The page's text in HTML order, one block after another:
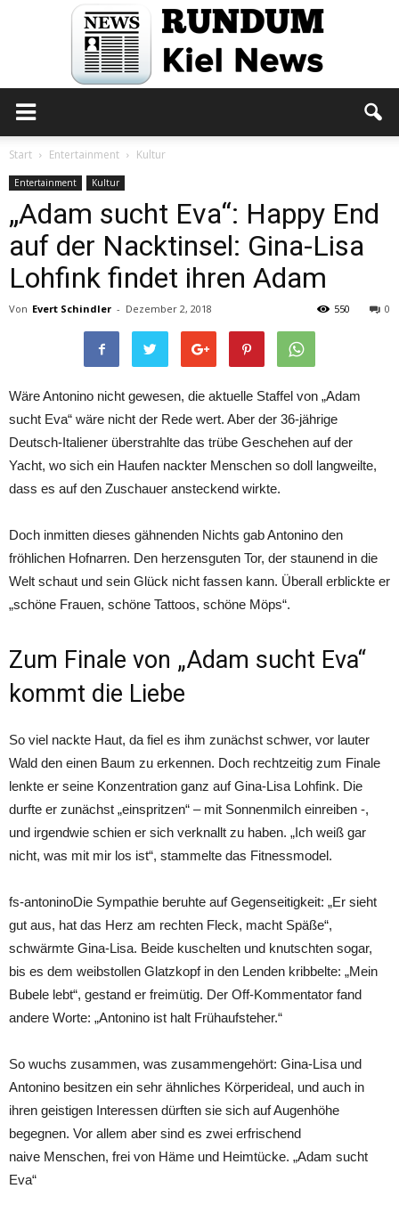
Kiel
News
Start Entertainment Kultur
Entertainment Kultur
„Adam sucht Eva“: Happy End
auf der Nacktinsel: Gina-Lisa
Lohfink findet ihren Adam
Von Evert Schindler - Dezember 2, 2018 0
550
Wäre Antonino nicht gewesen, die aktuelle Staffel von „Adam
sucht Eva“ wäre nicht der Rede wert. Aber der 36-jährige
Deutsch-Italiener überstrahlte das trübe Geschehen auf der
Yacht, wo sich ein Haufen nackter Menschen so doll langweilte,
dass es auf den Zuschauer ansteckend wirkte.
Doch inmitten dieses gähnenden Nichts gab Antonino den
fröhlichen Hofnarren. Den herzensguten Tor, der staunend in die
Welt schaut und sein Glück nicht fassen kann. Überall erblickte er
„schöne Frauen, schöne Tattoos, schöne Möps“.
Zum Finale von „Adam sucht Eva“
kommt die Liebe
So viel nackte Haut, da fiel es ihm zunächst schwer, vor lauter
Wald den einen Baum zu erkennen. Doch rechtzeitig zum Finale
lenkte er seine Konzentration ganz auf Gina-Lisa Lohfink. Die
durfte er zunächst „einspritzen“ – mit Sonnenmilch einreiben -,
und irgendwie schien er sich verknallt zu haben. „Ich weiß gar
nicht, was mit mir los ist“, stammelte das Fitnessmodel.
fs-antoninoDie Sympathie beruhte auf Gegenseitigkeit: „Er sieht
gut aus, hat das Herz am rechten Fleck, macht Späße“,
schwärmte Gina-Lisa. Beide kuschelten und knutschten sogar,
bis es dem weibstollen Glatzkopf in den Lenden kribbelte: „Mein
Bubele lebt“, gestand er freimütig. Der Off-Kommentator fand
andere Worte: „Antonino ist halt Frühaufsteher.“
So wuchs zusammen, was zusammengehört: Gina-Lisa und
Antonino besitzen ein sehr ähnliches Körperideal, und auch in
ihren geistigen Interessen dürften sie sich auf Augenhöhe
begegnen. Vor allem aber sind es zwei erfrischend
naive Menschen, frei von Häme und Heimtücke. „Adam sucht
Eva“